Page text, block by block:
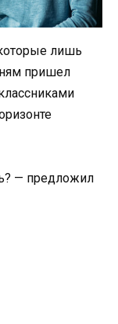
лишь
пришел
— предложил